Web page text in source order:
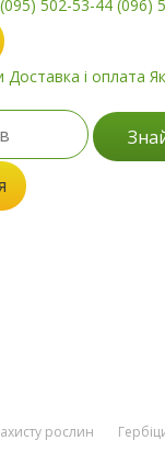
(095) 502-53-44 (096)
Доставка і оплата
рослин